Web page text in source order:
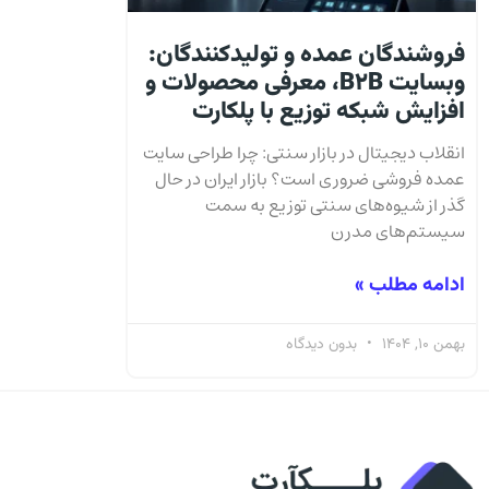
فروشندگان عمده و تولیدکنندگان:
وبسایت B2B، معرفی محصولات و
افزایش شبکه توزیع با پلکارت
انقلاب دیجیتال در بازار سنتی: چرا طراحی سایت
عمده فروشی ضروری است؟ بازار ایران در حال
گذر از شیوه‌های سنتی توزیع به سمت
سیستم‌های مدرن
ادامه مطلب »
بهمن 10, 1404 بدون دیدگاه